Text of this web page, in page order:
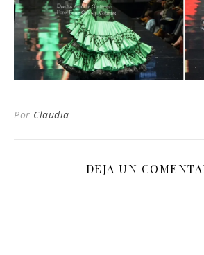
Por Claudia
DEJA UN